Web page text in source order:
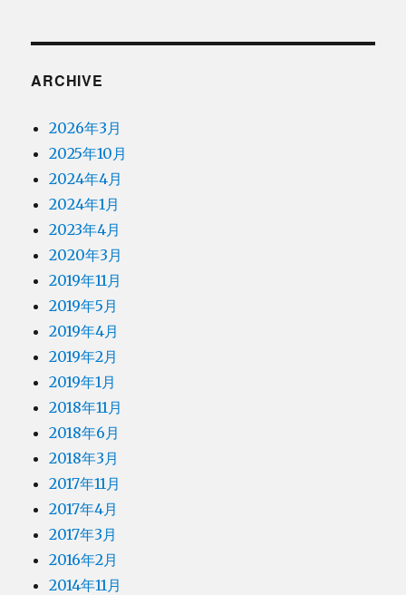
ARCHIVE
2026年3月
2025年10月
2024年4月
2024年1月
2023年4月
2020年3月
2019年11月
2019年5月
2019年4月
2019年2月
2019年1月
2018年11月
2018年6月
2018年3月
2017年11月
2017年4月
2017年3月
2016年2月
2014年11月